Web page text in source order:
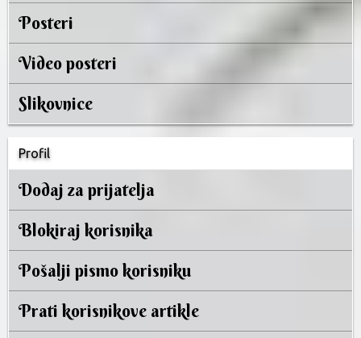
Posteri
Video posteri
Slikovnice
Profil
Dodaj za prijatelja
Blokiraj korisnika
Pošalji pismo korisniku
Prati korisnikove artikle